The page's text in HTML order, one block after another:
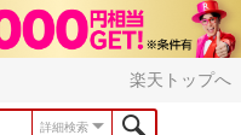
楽天トップへ
詳細検索